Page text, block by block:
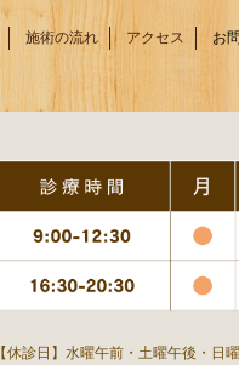
施術の流れ アクセス お
【休診日】水曜午前・土曜午後・日